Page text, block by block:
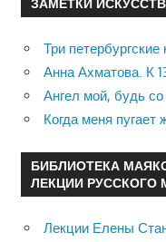
ЗАМЕТКИ
Три
Анна Ахматова. К
Ангел мой, будь
Когда меня
БИБЛИОТЕКА
ЛЕКЦИИ РУССКОГО
Лекции Елены